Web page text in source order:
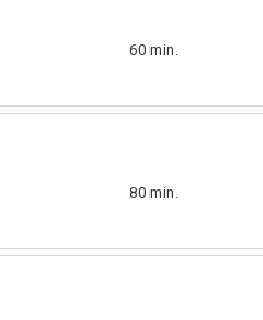
60 min.
80 min.